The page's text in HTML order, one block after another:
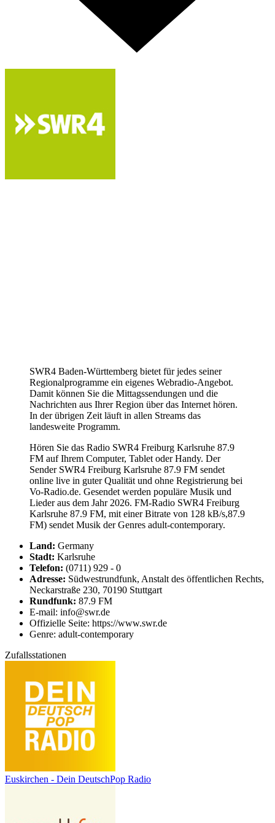
SWR4 Baden-Württemberg bietet für jedes seiner
Regionalprogramme ein eigenes Webradio-Angebot.
Damit können Sie die Mittagssendungen und die
Nachrichten aus Ihrer Region über das Internet hören.
In der übrigen Zeit läuft in allen Streams das
landesweite Programm.
Hören Sie das Radio SWR4 Freiburg Karlsruhe 87.9
FM auf Ihrem Computer, Tablet oder Handy. Der
Sender SWR4 Freiburg Karlsruhe 87.9 FM sendet
online live in guter Qualität und ohne Registrierung bei
Vo-Radio.de. Gesendet werden populäre Musik und
Lieder aus dem Jahr 2026. FM-Radio SWR4 Freiburg
Karlsruhe 87.9 FM, mit einer Bitrate von 128 kB/s,87.9
FM) sendet Musik der Genres adult-contemporary.
Land: Germany
Stadt: Karlsruhe
Telefon: (0711) 929 - 0
Adresse: Südwestrundfunk, Anstalt des öffentlichen Rechts,
Neckarstraße 230, 70190 Stuttgart
Rundfunk: 87.9 FM
E-mail: info@swr.de
Offizielle Seite: https://www.swr.de
Genre: adult-contemporary
Zufallsstationen
Euskirchen - Dein DeutschPop Radio